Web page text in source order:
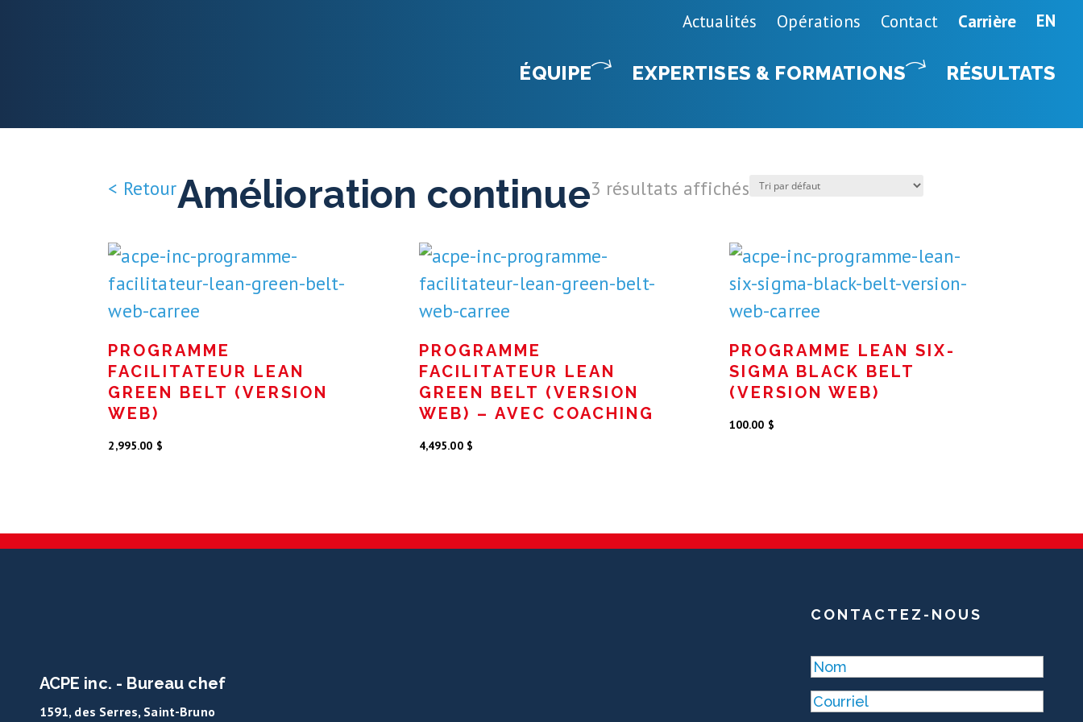
Actualités Opérations Contact Carrière EN
ÉQUIPE EXPERTISES & FORMATIONS RÉSULTATS
< RetourAmélioration continue3 résultats affichés
PROGRAMME
FACILITATEUR LEAN
GREEN BELT (VERSION
WEB)
2,995.00 $
PROGRAMME
FACILITATEUR LEAN
GREEN BELT (VERSION
WEB) – AVEC COACHING
4,495.00 $
PROGRAMME LEAN SIX-
SIGMA BLACK BELT
(VERSION WEB)
100.00 $
ACPE inc. - Bureau chef
1591, des Serres, Saint-Bruno
CONTACTEZ-NOUS